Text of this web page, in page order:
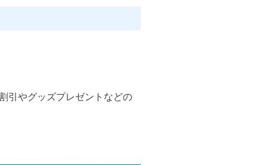
引やグッズプレゼントなどの